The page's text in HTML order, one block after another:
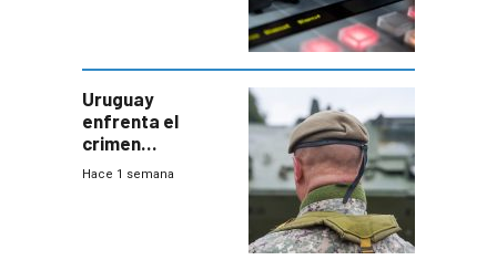
Uruguay
enfrenta el
crimen
organizado con
Hace 1 semana